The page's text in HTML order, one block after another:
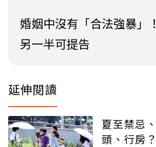
婚姻中沒有「合法強暴」
另一半可提告
延伸閱讀
夏至禁忌
頭、行房